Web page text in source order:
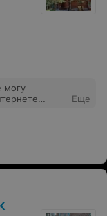
могу
Там
птиц!
именно
нам
Мы
была только
этом,
Еще